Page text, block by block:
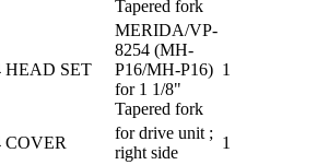
Tapered fork
HEAD SET
MERIDA/VP-
8254 (MH-
P16/MH-P16)
for 1 1/8"
Tapered fork
1
COVER
for drive unit ;
right side
1